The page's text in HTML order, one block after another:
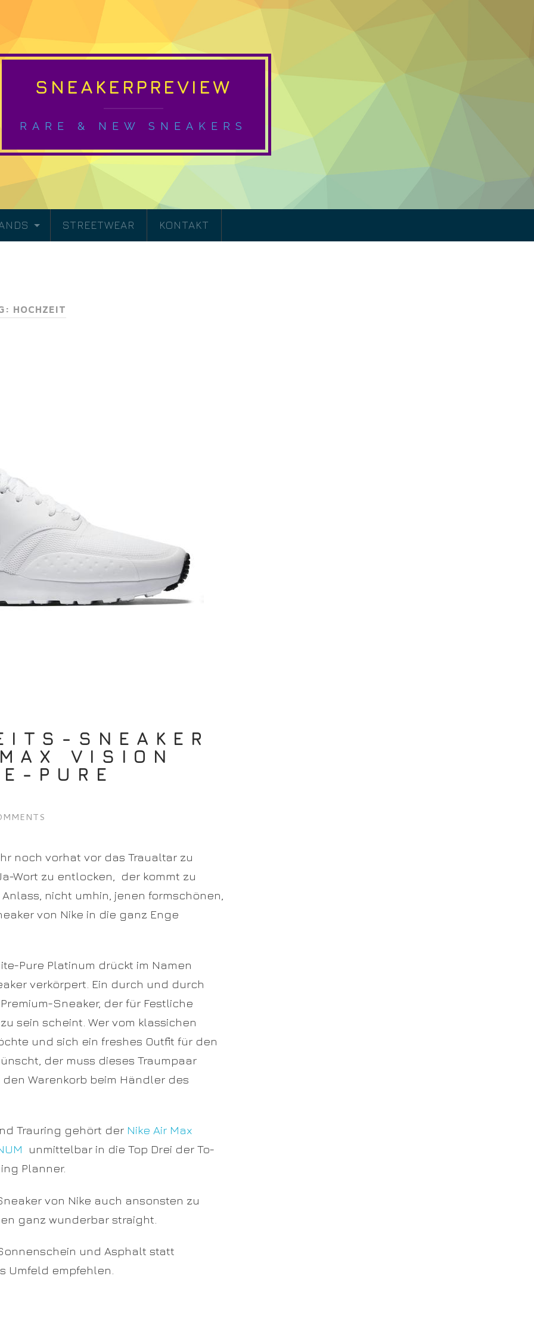
SNEAKERPREVIEW
RARE & NEW SNEAKERS
STREETWEAR KONTAKT
HOCHZEIT
SNEAKER
VISION
PURE
noch vorhat vor das Traualtar zu
Wort zu entlocken, der kommt zu
nicht umhin, jenen formschönen,
von Nike in die ganz Enge
Pure Platinum drückt im Namen
verkörpert. Ein durch und durch
Sneaker, der für Festliche
sein scheint. Wer vom klassichen
und sich ein freshes Outfit für den
der muss dieses Traumpaar
Warenkorb beim Händler des
Trauring gehört der Nike Air Max
unmittelbar in die Top Drei der To-
Planner.
von Nike auch ansonsten zu
ganz wunderbar straight.
und Asphalt statt
Umfeld empfehlen.